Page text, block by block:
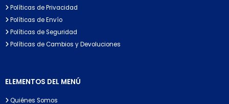
Políticas de Privacidad
Políticas de Envío
Políticas de Seguridad
Políticas de Cambios y Devoluciones
ELEMENTOS DEL MENÚ
Quiénes Somos